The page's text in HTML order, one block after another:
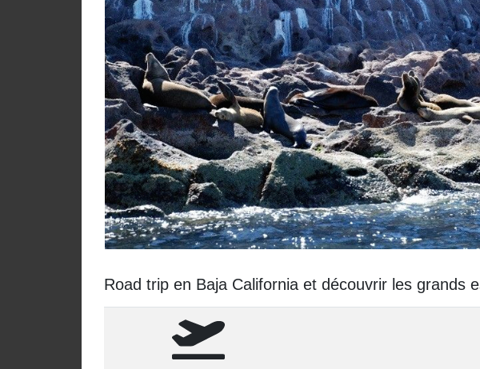
Road trip en Baja California et découvrir les grands